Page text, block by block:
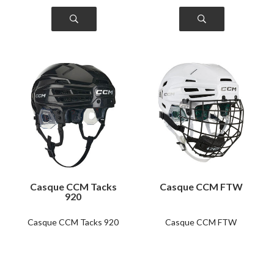
Casque CCM Tacks
920
Casque CCM Tacks 920
Casque CCM FTW
Casque CCM FTW